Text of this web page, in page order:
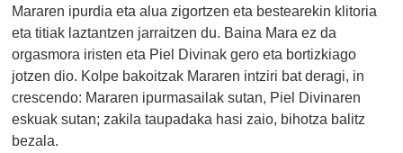
Mararen ipurdia eta alua zigortzen eta bestearekin klitoria
eta titiak laztantzen jarraitzen du. Baina Mara ez da
orgasmora iristen eta Piel Divinak gero eta bortizkiago
jotzen dio. Kolpe bakoitzak Mararen intziri bat deragi, in
crescendo: Mararen ipurmasailak sutan, Piel Divinaren
eskuak sutan; zakila taupadaka hasi zaio, bihotza balitz
bezala.